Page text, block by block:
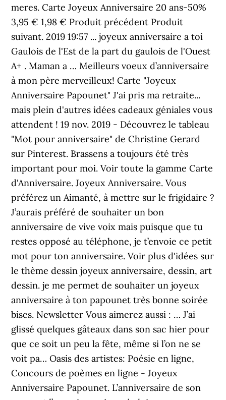
meres. Carte Joyeux Anniversaire 20 ans-50%
3,95 € 1,98 € Produit précédent Produit
suivant. 2019 19:57 ... joyeux anniversaire a toi
Gaulois de l'Est de la part du gaulois de l'Ouest
A+ . Maman a … Meilleurs voeux d’anniversaire
à mon père merveilleux! Carte "Joyeux
Anniversaire Papounet" J'ai pris ma retraite...
mais plein d'autres idées cadeaux géniales vous
attendent ! 19 nov. 2019 - Découvrez le tableau
"Mot pour anniversaire" de Christine Gerard
sur Pinterest. Brassens a toujours été très
important pour moi. Voir toute la gamme Carte
d'Anniversaire. Joyeux Anniversaire. Vous
préférez un Aimanté, à mettre sur le frigidaire ?
J’aurais préféré de souhaiter un bon
anniversaire de vive voix mais puisque que tu
restes opposé au téléphone, je t’envoie ce petit
mot pour ton anniversaire. Voir plus d'idées sur
le thème dessin joyeux anniversaire, dessin, art
dessin. je me permet de souhaiter un joyeux
anniversaire à ton papounet très bonne soirée
bises. Newsletter Vous aimerez aussi : … J’ai
glissé quelques gâteaux dans son sac hier pour
que ce soit un peu la fête, même si l’on ne se
voit pa… Oasis des artistes: Poésie en ligne,
Concours de poèmes en ligne - Joyeux
Anniversaire Papounet. L’anniversaire de son